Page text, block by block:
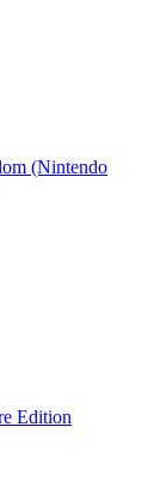
(Nintendo
Edition